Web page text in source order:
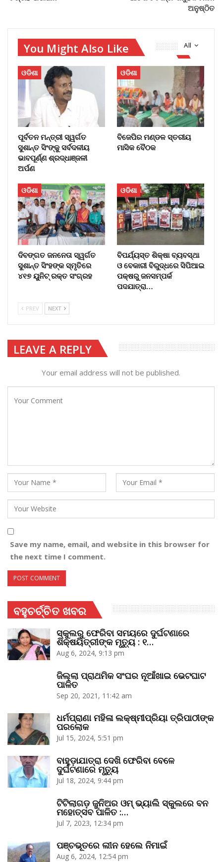
ଅନୁଷ୍ଠିତ
All
You Might Also Like
ଓଡିଶା
ପୂର୍ବତନ ମନ୍ତ୍ରୀ ସ୍ୱର୍ଗତ
ସୁଶାନ୍ତ ସିଂଙ୍କୁ ସର୍ବଦଳୀୟ
ଭାବପୂର୍ଣ୍ଣ ଶ୍ରଦ୍ଧାଞ୍ଜଳୀ
ଅର୍ପଣ
ଓଡିଶା
ବିଜେପିର ମଣ୍ଡଳ ସ୍ତରୀୟ
ମାସିକ ବୈଠକ
ଓଡିଶା
ଦିବଙ୍ଗତ ଜନନେତା ସ୍ୱର୍ଗତ
ସୁଶାନ୍ତ ସିଂହଙ୍କ ସ୍ମୃତିରେ
୪୧୭ ୟୁନିଟ୍ ରକ୍ତ ସଂଗ୍ରହ
ଓଡିଶା
ବିପର୍ଯ୍ୟସ୍ତ ଶିକ୍ଷା ବ୍ୟବସ୍ଥା
ଓ ବେକାରୀ ବିରୁଦ୍ଧରେ ସିପିଆଇ
ପକ୍ଷରୁ ଜନସମ୍ପର୍କ
ପଦଯାତ୍ରା…
PREV NEXT
LEAVE A REPLY
Your email address will not be published.
Save my name, email, and website in this browser for
the next time I comment.
ବହୁଚର୍ଚ୍ଚିତ ଖବର
ସ୍କୁଲରୁ ଫେରିବା ସମୟରେ ଦୁର୍ଘଟଣାରେ
ଶିକ୍ଷୟିତ୍ରୀଙ୍କ ମୃତ୍ୟୁ : ୧…
Aug 6, 2024, 9:13 pm
ଜିଲ୍ଲା ପ୍ରାଥମିକ ସଂଘର ନୂଆଁଖାଇ ଭେଟଘାଟ
ପାଳିତ
Sep 20, 2021, 11:42 am
ଧର୍ମପ୍ରାଣା ମହିଳା ଲକ୍ଷ୍ମୀପ୍ରିୟା ତ୍ରିପାଠୀଙ୍କ
ପରଲୋକ
Jul 15, 2024, 5:51 pm
ବାହୁଡ଼ାଯାତ୍ରା ଦେଖି ଫେରିବା ବେଳେ
ଦୁର୍ଘଟଣାରେ ମୃତ୍ୟୁ
Jul 18, 2024, 9:44 pm
ଟିଟିଲାଗଡ଼ ଜୁନିଅର ଓମ୍‌ ଭ୍ୟାଲି ସ୍କୁଲରେ ବନ
ମହୋତ୍ସବ ପାଳିତ :…
Jul 7, 2023, 12:34 pm
ପଞ୍ଚଭୂତରେ ଲୀନ ହେଲେ ନିମାଇଁ
Aug 6, 2024, 12:54 pm